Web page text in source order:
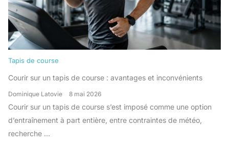
Tapis de course
Courir sur un tapis de course : avantages et inconvénients
Dominique Latovie 8 mai 2026
Courir sur un tapis de course s’est imposé comme une option
d’entraînement à part entière, entre contraintes de météo,
recherche ...